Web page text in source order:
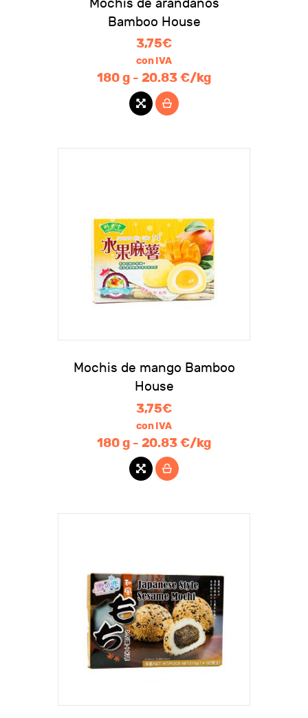
Mochis de arándanos
Bamboo House
3,75€
con IVA
180 g - 20.83 €/kg
Mochis de mango Bamboo
House
3,75€
con IVA
180 g - 20.83 €/kg